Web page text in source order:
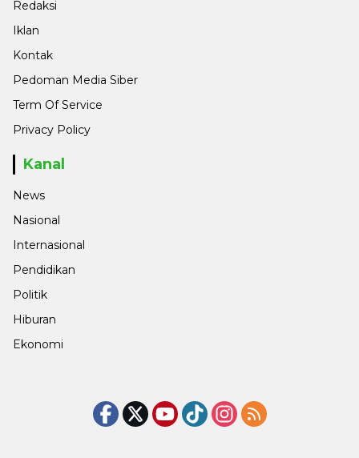
Redaksi
Iklan
Kontak
Pedoman Media Siber
Term Of Service
Privacy Policy
Kanal
News
Nasional
Internasional
Pendidikan
Politik
Hiburan
Ekonomi